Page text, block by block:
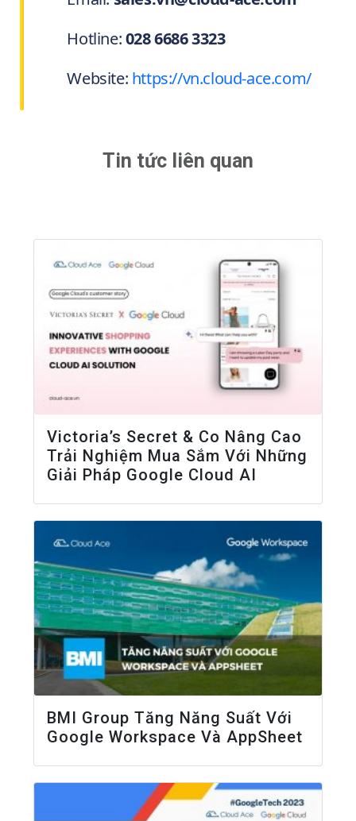
Hotline:028 6686 3323
Website: https://vn.cloud-ace.com/
Tin tức liên quan
Victoria’s Secret & Co Nâng Cao
Trải Nghiệm Mua Sắm Với Những
Giải Pháp Google Cloud AI
BMI Group Tăng Năng Suất Với
Google Workspace Và AppSheet